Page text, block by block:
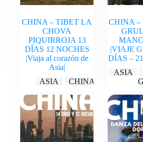
CHINA – TIBET LA
CHOVA
PIQUIRROJA 13
DÍAS 12 NOCHES
|Viaja al corazón de
Asia|
ASIA
CHINA
CHINA
|VIAJE
DÍAS –
ASIA